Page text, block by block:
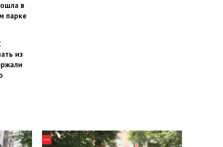
в
парке
из